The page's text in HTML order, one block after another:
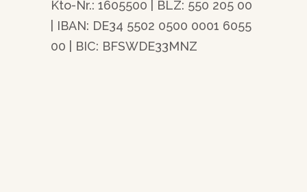
Kto-Nr.: 1605500 | BLZ: 550 205 00
| IBAN: DE34 5502 0500 0001 6055
00 | BIC: BFSWDE33MNZ